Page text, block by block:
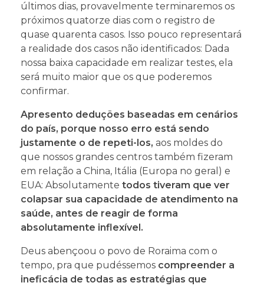
últimos dias, provavelmente terminaremos os
próximos quatorze dias com o registro de
quase quarenta casos. Isso pouco representará
a realidade dos casos não identificados: Dada
nossa baixa capacidade em realizar testes, ela
será muito maior que os que poderemos
confirmar.
Apresento deduções baseadas em cenários
do país, porque nosso erro está sendo
justamente o de repeti-los, aos moldes do
que nossos grandes centros também fizeram
em relação a China, Itália (Europa no geral) e
EUA: Absolutamente todos tiveram que ver
colapsar sua capacidade de atendimento na
saúde, antes de reagir de forma
absolutamente inflexível.
Deus abençoou o povo de Roraima com o
tempo, pra que pudéssemos compreender a
ineficácia de todas as estratégias que